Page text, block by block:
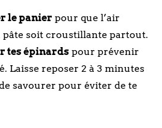
le panier pour que l’air
pâte soit croustillante partout.
tes épinards pour prévenir
Laisse reposer 2 à 3 minutes
savourer pour éviter de te